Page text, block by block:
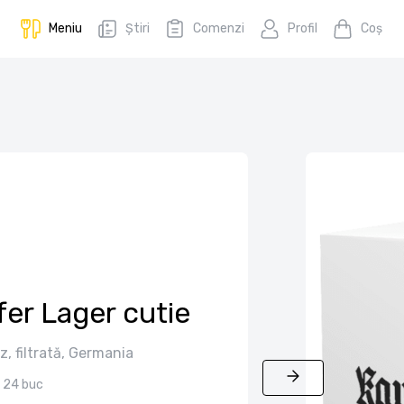
Meniu Știri Comenzi Profil Coş
Lager cutie
filtrată, Germania
24 buc